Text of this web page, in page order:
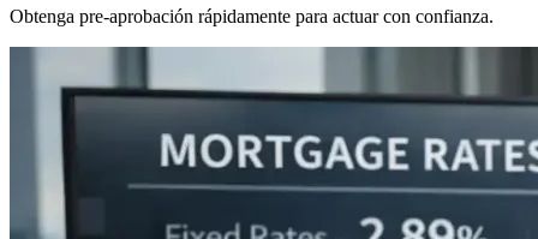
Obtenga pre-aprobación rápidamente para actuar con confianza.